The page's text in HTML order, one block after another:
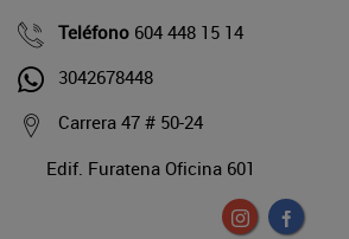
Teléfono 604 448 15 14
3042678448
Carrera 47 # 50-24
Edif. Furatena Oficina 601